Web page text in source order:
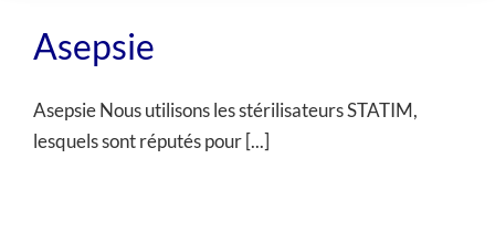
Asepsie
Asepsie Nous utilisons les stérilisateurs STATIM,
lesquels sont réputés pour [...]